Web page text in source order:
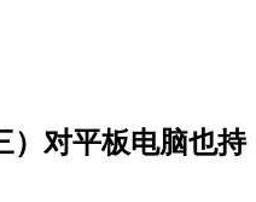
）对平板电脑也持